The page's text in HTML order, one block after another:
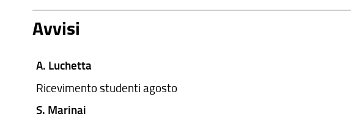
Avvisi
A. Luchetta
Ricevimento studenti agosto
S. Marinai